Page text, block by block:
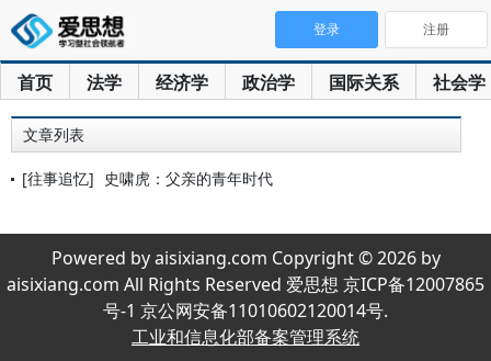
首页 法学 经济学 政治学 国际关系 社会学
登录 注册
文章列表
[往事追忆] 史啸虎：父亲的青年时代
Powered by aisixiang.com Copyright © 2026 by
aisixiang.com All Rights Reserved 爱思想 京ICP备12007865
号-1 京公网安备11010602120014号.
工业和信息化部备案管理系统